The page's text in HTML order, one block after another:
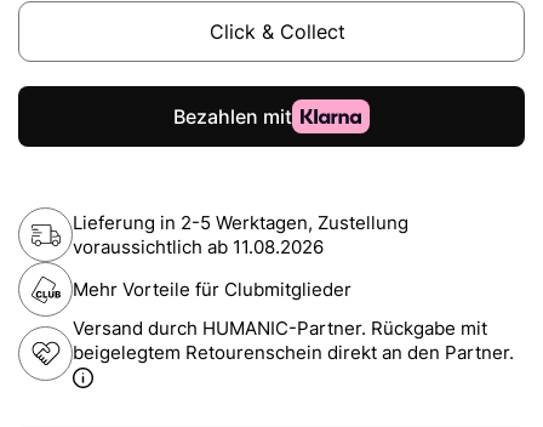
Click & Collect
Lieferung in 2-5 Werktagen, Zustellung
voraussichtlich ab 11.08.2026
Mehr Vorteile für Clubmitglieder
Versand durch HUMANIC-Partner. Rückgabe mit
beigelegtem Retourenschein direkt an den Partner.